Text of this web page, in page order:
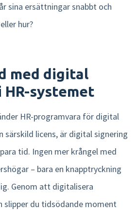
sina ersättningar snabbt och
hur?
med digital
systemet
HR-programvara för digital
särskild licens, är digital signering
tid. Ingen mer krångel med
– bara en knapptryckning
Genom att digitalisera
slipper du tidsödande moment